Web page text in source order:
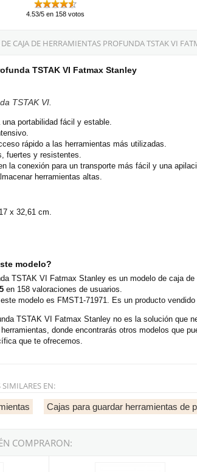
4.53/5 en 158 votos
CAJA DE HERRAMIENTAS PROFUNDA TSTAK VI
TSTAK VI Fatmax Stanley
TSTAK VI.
portabilidad fácil y estable.
rápido a las herramientas más utilizadas.
fuertes y resistentes.
la conexión para un transporte más fácil y una
herramientas altas.
x 32,61 cm.
modelo?
TSTAK VI Fatmax Stanley es un modelo de caja
en 158 valoraciones de usuarios.
modelo es FMST1-71971. Es un producto
TSTAK VI Fatmax Stanley no es la solución que
donde encontrarás otros modelos que
que te ofrecemos.
SIMILARES EN:
Cajas para guardar herramientas de
COMPRARON: